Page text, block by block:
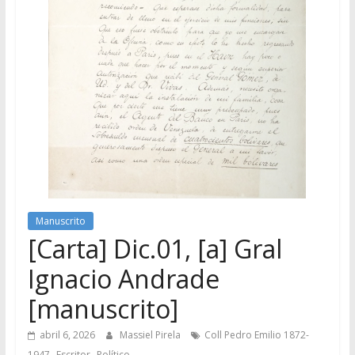
Manuscrito
[Carta] Dic.01, [a] Gral
Ignacio Andrade
[manuscrito]
abril 6, 2026 Massiel Pirela
Coll Pedro Emilio 1872-